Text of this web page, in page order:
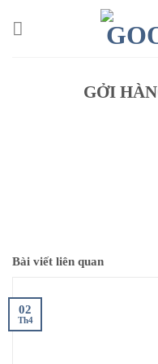
GỞI
Bài viết liên quan
02
Th4